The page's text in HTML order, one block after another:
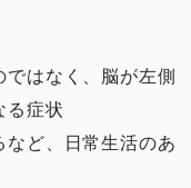
はなく、脳が左側
る症状
など、日常生活のあ